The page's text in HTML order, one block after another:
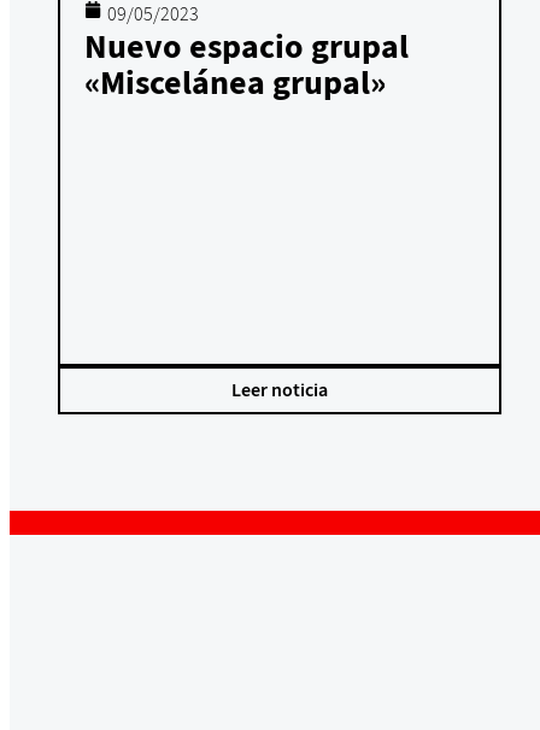
09/05/2023
Nuevo espacio grupal
«Miscelánea grupal»
Leer noticia